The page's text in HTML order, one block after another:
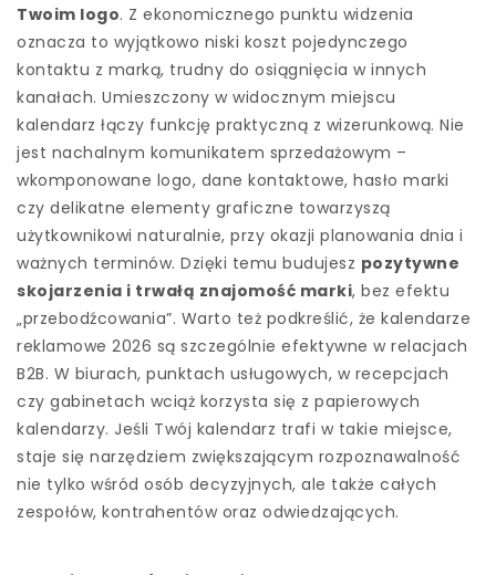
Twoim logo. Z ekonomicznego punktu widzenia
oznacza to wyjątkowo niski koszt pojedynczego
kontaktu z marką, trudny do osiągnięcia w innych
kanałach. Umieszczony w widocznym miejscu
kalendarz łączy funkcję praktyczną z wizerunkową. Nie
jest nachalnym komunikatem sprzedażowym –
wkomponowane logo, dane kontaktowe, hasło marki
czy delikatne elementy graficzne towarzyszą
użytkownikowi naturalnie, przy okazji planowania dnia i
ważnych terminów. Dzięki temu budujesz pozytywne
skojarzenia i trwałą znajomość marki, bez efektu
„przebodźcowania”. Warto też podkreślić, że kalendarze
reklamowe 2026 są szczególnie efektywne w relacjach
B2B. W biurach, punktach usługowych, w recepcjach
czy gabinetach wciąż korzysta się z papierowych
kalendarzy. Jeśli Twój kalendarz trafi w takie miejsce,
staje się narzędziem zwiększającym rozpoznawalność
nie tylko wśród osób decyzyjnych, ale także całych
zespołów, kontrahentów oraz odwiedzających.